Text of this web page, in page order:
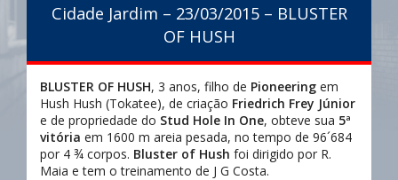
Cidade Jardim – 23/03/2015 – BLUSTER
OF HUSH
BLUSTER OF HUSH, 3 anos, filho de Pioneering em
Hush Hush (Tokatee), de criação Friedrich Frey Júnior
e de propriedade do Stud Hole In One, obteve sua 5ª
vitória em 1600 m areia pesada, no tempo de 96´684
por 4 ¾ corpos. Bluster of Hush foi dirigido por R.
Maia e tem o treinamento de J G Costa.